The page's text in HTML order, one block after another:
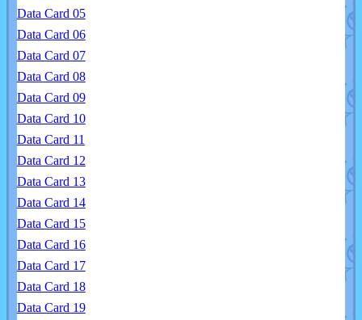
Data Card 05
Data Card 06
Data Card 07
Data Card 08
Data Card 09
Data Card 10
Data Card 11
Data Card 12
Data Card 13
Data Card 14
Data Card 15
Data Card 16
Data Card 17
Data Card 18
Data Card 19